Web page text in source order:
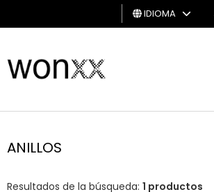
HOMBRE
DE
IDIOMA
ANILLOS
Resultados de la búsqueda: 1 productos